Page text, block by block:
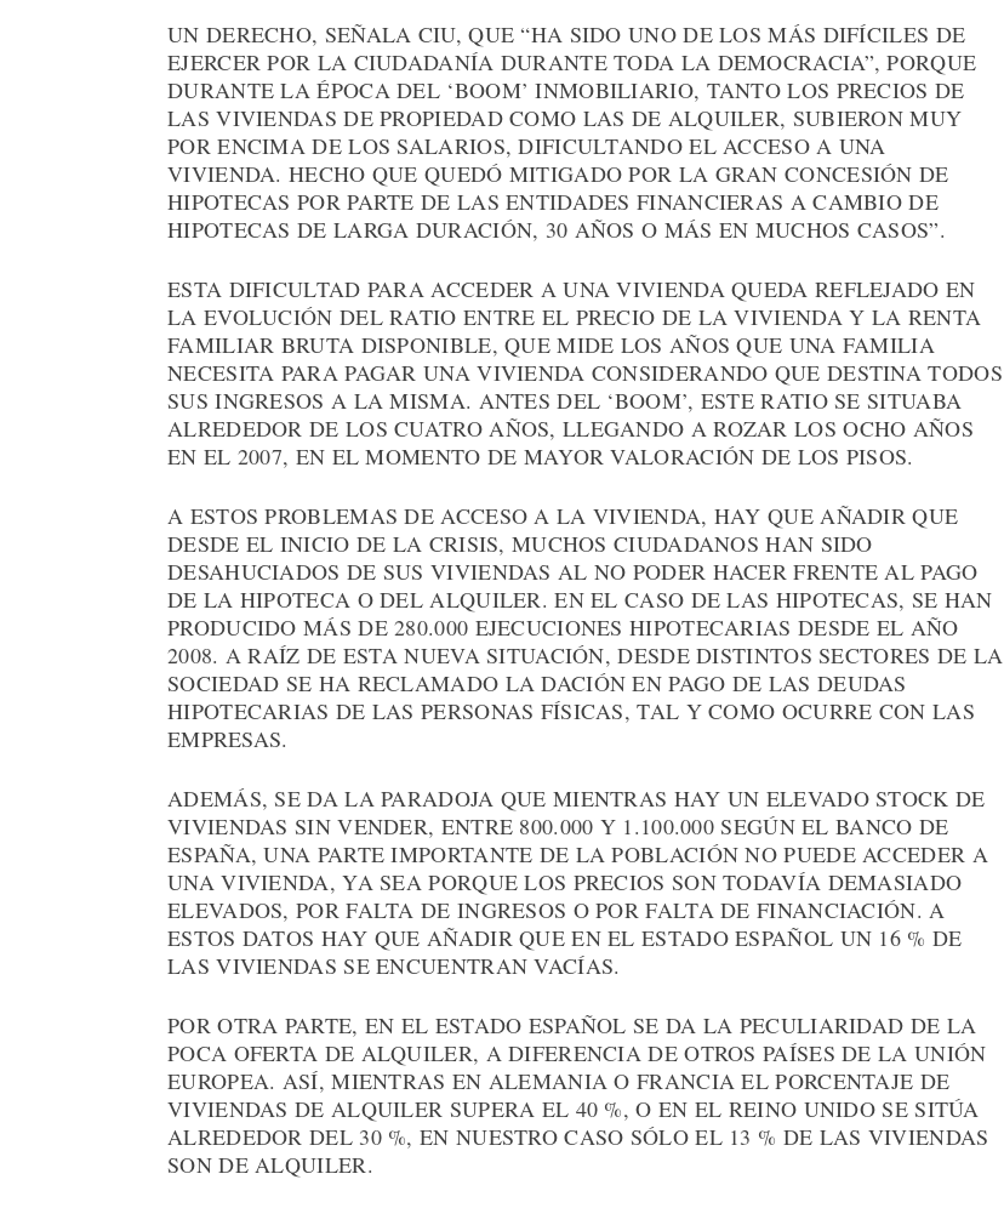
UN DERECHO, SEÑALA CIU, QUE “HA SIDO UNO DE LOS MÁS DIFÍCILES DE
EJERCER POR LA CIUDADANÍA DURANTE TODA LA DEMOCRACIA”, PORQUE
DURANTE LA ÉPOCA DEL ‘BOOM’ INMOBILIARIO, TANTO LOS PRECIOS DE
LAS VIVIENDAS DE PROPIEDAD COMO LAS DE ALQUILER, SUBIERON MUY
POR ENCIMA DE LOS SALARIOS, DIFICULTANDO EL ACCESO A UNA
VIVIENDA. HECHO QUE QUEDÓ MITIGADO POR LA GRAN CONCESIÓN DE
HIPOTECAS POR PARTE DE LAS ENTIDADES FINANCIERAS A CAMBIO DE
HIPOTECAS DE LARGA DURACIÓN, 30 AÑOS O MÁS EN MUCHOS CASOS”.
ESTA DIFICULTAD PARA ACCEDER A UNA VIVIENDA QUEDA REFLEJADO EN
LA EVOLUCIÓN DEL RATIO ENTRE EL PRECIO DE LA VIVIENDA Y LA RENTA
FAMILIAR BRUTA DISPONIBLE, QUE MIDE LOS AÑOS QUE UNA FAMILIA
NECESITA PARA PAGAR UNA VIVIENDA CONSIDERANDO QUE DESTINA TODOS
SUS INGRESOS A LA MISMA. ANTES DEL ‘BOOM’, ESTE RATIO SE SITUABA
ALREDEDOR DE LOS CUATRO AÑOS, LLEGANDO A ROZAR LOS OCHO AÑOS
EN EL 2007, EN EL MOMENTO DE MAYOR VALORACIÓN DE LOS PISOS.
A ESTOS PROBLEMAS DE ACCESO A LA VIVIENDA, HAY QUE AÑADIR QUE
DESDE EL INICIO DE LA CRISIS, MUCHOS CIUDADANOS HAN SIDO
DESAHUCIADOS DE SUS VIVIENDAS AL NO PODER HACER FRENTE AL PAGO
DE LA HIPOTECA O DEL ALQUILER. EN EL CASO DE LAS HIPOTECAS, SE HAN
PRODUCIDO MÁS DE 280.000 EJECUCIONES HIPOTECARIAS DESDE EL AÑO
2008. A RAÍZ DE ESTA NUEVA SITUACIÓN, DESDE DISTINTOS SECTORES DE LA
SOCIEDAD SE HA RECLAMADO LA DACIÓN EN PAGO DE LAS DEUDAS
HIPOTECARIAS DE LAS PERSONAS FÍSICAS, TAL Y COMO OCURRE CON LAS
EMPRESAS.
ADEMÁS, SE DA LA PARADOJA QUE MIENTRAS HAY UN ELEVADO STOCK DE
VIVIENDAS SIN VENDER, ENTRE 800.000 Y 1.100.000 SEGÚN EL BANCO DE
ESPAÑA, UNA PARTE IMPORTANTE DE LA POBLACIÓN NO PUEDE ACCEDER A
UNA VIVIENDA, YA SEA PORQUE LOS PRECIOS SON TODAVÍA DEMASIADO
ELEVADOS, POR FALTA DE INGRESOS O POR FALTA DE FINANCIACIÓN. A
ESTOS DATOS HAY QUE AÑADIR QUE EN EL ESTADO ESPAÑOL UN 16 % DE
LAS VIVIENDAS SE ENCUENTRAN VACÍAS.
POR OTRA PARTE, EN EL ESTADO ESPAÑOL SE DA LA PECULIARIDAD DE LA
POCA OFERTA DE ALQUILER, A DIFERENCIA DE OTROS PAÍSES DE LA UNIÓN
EUROPEA. ASÍ, MIENTRAS EN ALEMANIA O FRANCIA EL PORCENTAJE DE
VIVIENDAS DE ALQUILER SUPERA EL 40 %, O EN EL REINO UNIDO SE SITÚA
ALREDEDOR DEL 30 %, EN NUESTRO CASO SÓLO EL 13 % DE LAS VIVIENDAS
SON DE ALQUILER.